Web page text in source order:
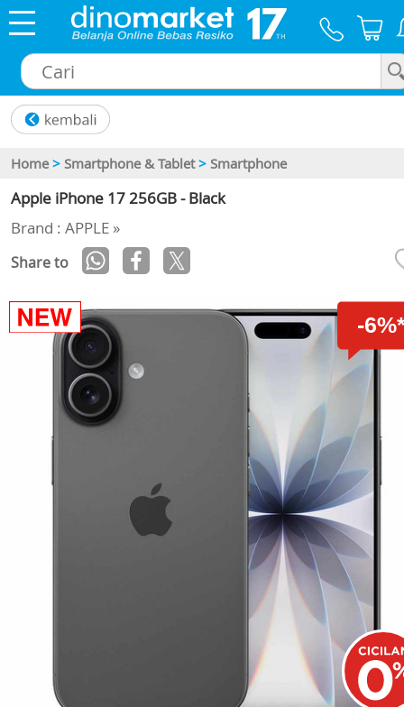
Home > Smartphone & Tablet > Smartphone
Apple iPhone 17 256GB - Black
Brand : APPLE »
Share to
-